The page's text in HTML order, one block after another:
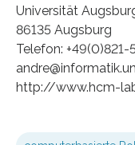
Universität
86135 Augsburg
Telefon: +49(0)821-
http://www.hcm-